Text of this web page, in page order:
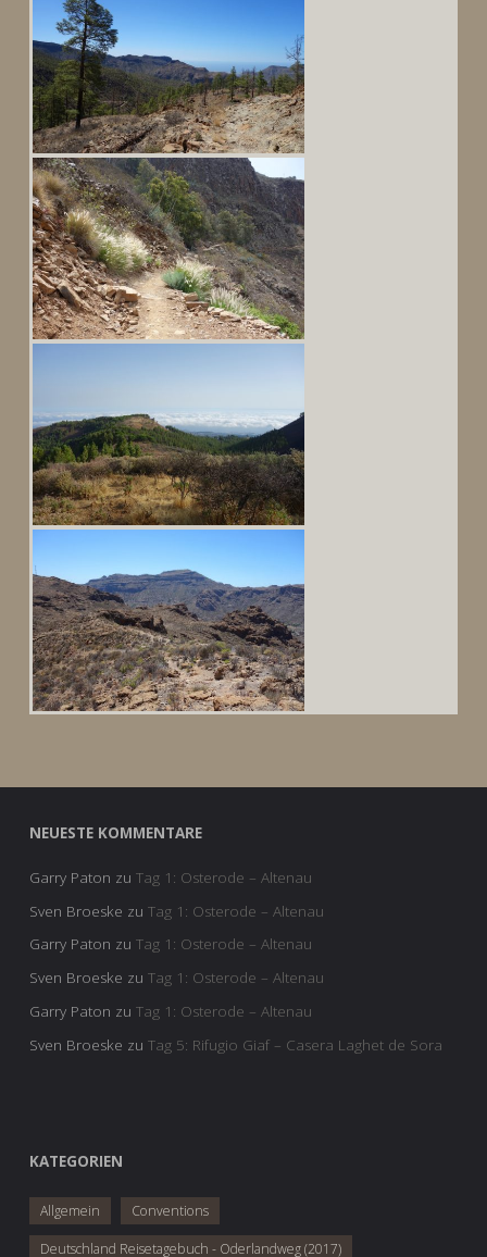
NEUESTE KOMMENTARE
Garry Paton zu Tag 1: Osterode – Altenau
Sven Broeske zu Tag 1: Osterode – Altenau
Garry Paton zu Tag 1: Osterode – Altenau
Sven Broeske zu Tag 1: Osterode – Altenau
Garry Paton zu Tag 1: Osterode – Altenau
Sven Broeske zu Tag 5: Rifugio Giaf – Casera Laghet de Sora
KATEGORIEN
Allgemein Conventions
Deutschland Reisetagebuch - Oderlandweg (2017)